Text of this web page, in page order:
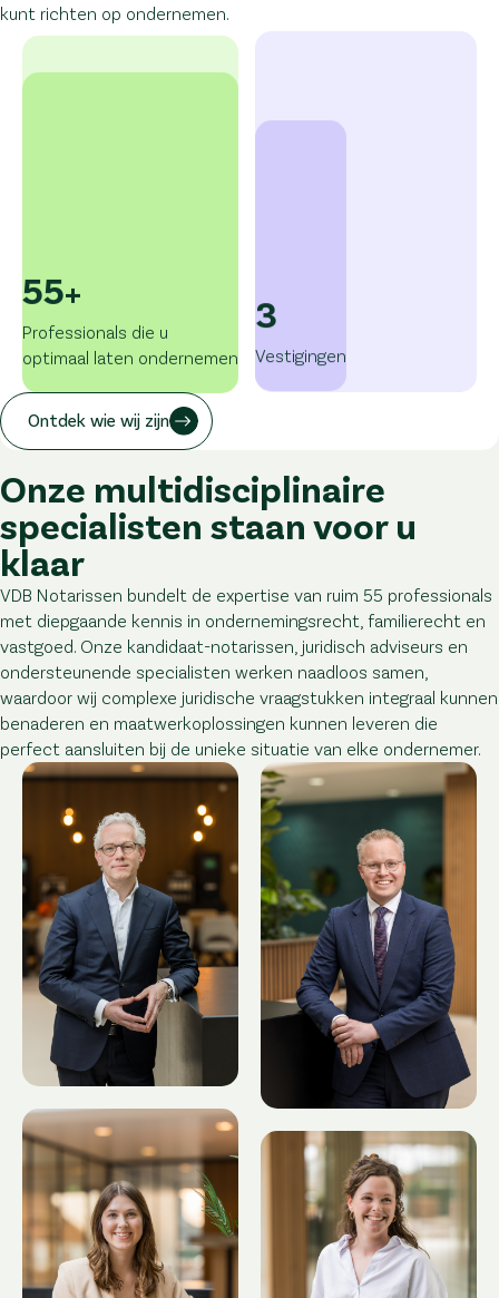
kunt richten op ondernemen.
55+
Professionals die u
optimaal laten ondernemen
3
Vestigingen
Ontdek wie wij zijn
Onze multidisciplinaire
specialisten staan voor u
klaar
VDB Notarissen bundelt de expertise van ruim 55 professionals
met diepgaande kennis in ondernemingsrecht, familierecht en
vastgoed. Onze kandidaat-notarissen, juridisch adviseurs en
ondersteunende specialisten werken naadloos samen,
waardoor wij complexe juridische vraagstukken integraal kunnen
benaderen en maatwerkoplossingen kunnen leveren die
perfect aansluiten bij de unieke situatie van elke ondernemer.